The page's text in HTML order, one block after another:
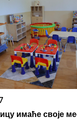
имаће своје